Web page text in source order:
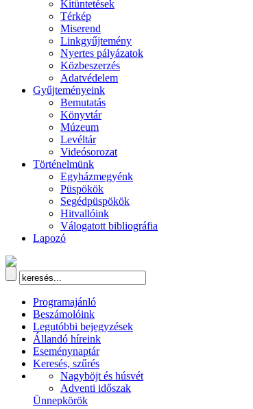
Kitüntetések
Térkép
Miserend
Linkgyűjtemény
Nyertes pályázatok
Közbeszerzés
Adatvédelem
Gyűjteményeink
Bemutatás
Könyvtár
Múzeum
Levéltár
Videósorozat
Történelmünk
Egyházmegyénk
Püspökök
Segédpüspökök
Hitvallóink
Válogatott bibliográfia
Lapozó
Programajánló
Beszámolóink
Legutóbbi bejegyzések
Állandó híreink
Eseménynaptár
Keresés, szűrés
Nagyböjt és húsvét
Adventi időszak
Ünnepkörök